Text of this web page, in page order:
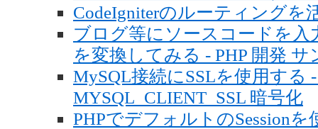
CodeIgniterのルーティングを
ブログ等にソースコードを
を変換してみる - PHP 開発 サ
MySQL接続にSSLを使用する -
MYSQL_CLIENT_SSL 暗号化
PHPでデフォルトのSession